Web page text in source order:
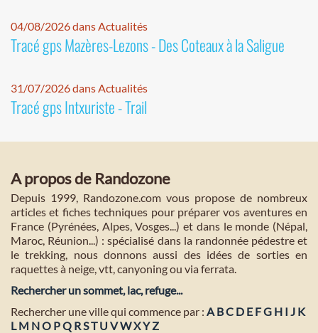
04/08/2026 dans Actualités
Tracé gps Mazères-Lezons - Des Coteaux à la Saligue
31/07/2026 dans Actualités
Tracé gps Intxuriste - Trail
A propos de Randozone
Depuis 1999, Randozone.com vous propose de nombreux
articles et fiches techniques pour préparer vos aventures en
France (Pyrénées, Alpes, Vosges...) et dans le monde (Népal,
Maroc, Réunion...) : spécialisé dans la randonnée pédestre et
le trekking, nous donnons aussi des idées de sorties en
raquettes à neige, vtt, canyoning ou via ferrata.
Rechercher un sommet, lac, refuge...
Rechercher une ville qui commence par : A BC D E FG H I J K
L M NO PQ RST U VWXYZ